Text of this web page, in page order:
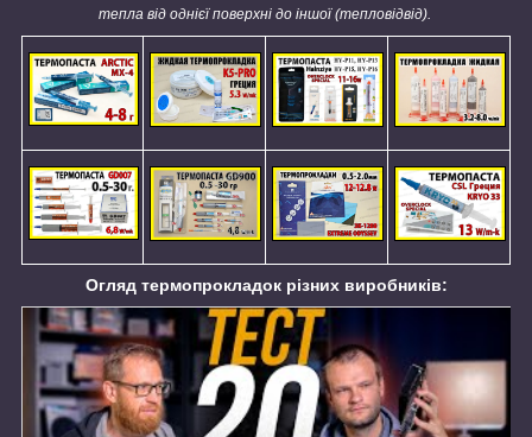
тепла від однієї поверхні до іншої (тепловідвід).
Огляд термопрокладок різних виробників: